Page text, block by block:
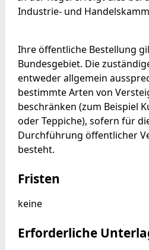
Industrie- und
Ihre öffentliche Bestellung
Bundesgebiet. Die
entweder allgemein
bestimmte Arten von
beschränken (zum Beispiel
oder Teppiche), sofern für
Durchführung öffentlicher
besteht.
Fristen
keine
Erforderliche